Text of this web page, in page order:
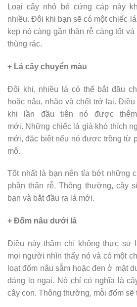
Loại cây nhỏ bé cứng cáp này
nhiều. Đôi khi bạn sẽ có một chiếc
kẹp nó càng gần thân rễ càng tốt
thùng rác.
+ Lá cây chuyển màu
Đôi khi, nhiều lá có thể bắt đầu
hoặc nâu, nhão và chết trở lại.
khi lần đầu tiên nó được
mới. Những chiếc lá già khó thích
mới, đặc biệt nếu nó được trồng từ
mô.
Tốt nhất là bạn nên tỉa bớt những
phần thân rễ. Thông thường, cây
bạn và bắt đầu ra lá mới.
+ Đốm nâu dưới lá
Điều này thậm chí không thực sự
mọi người nhìn thấy nó và có một
loạt đốm nâu sẫm hoặc đen ở mặt
đáng lo ngại. Nó chỉ có nghĩa là
cây con. Thông thường, mỗi đốm sẽ